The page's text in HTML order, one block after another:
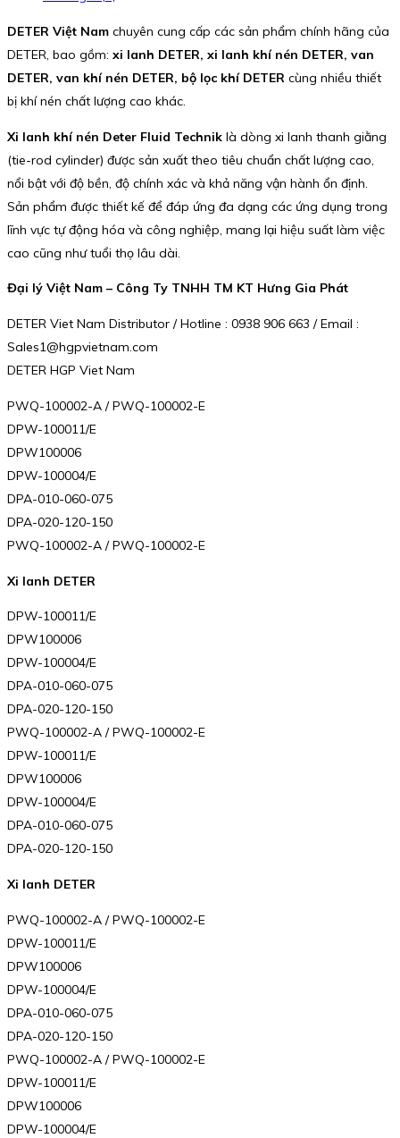
DETER Việt Nam chuyên cung cấp các sản phẩm chính hãng của
DETER, bao gồm: xi lanh DETER, xi lanh khí nén DETER, van
DETER, van khí nén DETER, bộ lọc khí DETER cùng nhiều thiết
bị khí nén chất lượng cao khác.
Xi lanh khí nén Deter Fluid Technik là dòng xi lanh thanh giằng
(tie-rod cylinder) được sản xuất theo tiêu chuẩn chất lượng cao,
nổi bật với độ bền, độ chính xác và khả năng vận hành ổn định.
Sản phẩm được thiết kế để đáp ứng đa dạng các ứng dụng trong
lĩnh vực tự động hóa và công nghiệp, mang lại hiệu suất làm việc
cao cũng như tuổi thọ lâu dài.
Đại lý Việt Nam – Công Ty TNHH TM KT Hưng Gia Phát
DETER Viet Nam Distributor / Hotline : 0938 906 663 / Email :
Sales1@hgpvietnam.com
DETER HGP Viet Nam
PWQ-100002-A / PWQ-100002-E
DPW-100011/E
DPW100006
DPW-100004/E
DPA-010-060-075
DPA-020-120-150
PWQ-100002-A / PWQ-100002-E
Xi lanh DETER
DPW-100011/E
DPW100006
DPW-100004/E
DPA-010-060-075
DPA-020-120-150
PWQ-100002-A / PWQ-100002-E
DPW-100011/E
DPW100006
DPW-100004/E
DPA-010-060-075
DPA-020-120-150
Xi lanh DETER
PWQ-100002-A / PWQ-100002-E
DPW-100011/E
DPW100006
DPW-100004/E
DPA-010-060-075
DPA-020-120-150
PWQ-100002-A / PWQ-100002-E
DPW-100011/E
DPW100006
DPW-100004/E